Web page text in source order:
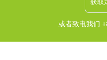
或者致电我们